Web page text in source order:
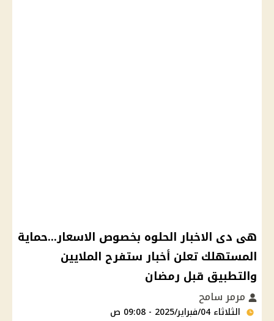
هى دى الاخبار الحلوه بخصوص الاسعار...حماية
المستهلك تعلن أخبار ستفرح الملايين
والتطبيق قبل رمضان
مرمر سامح
الثلاثاء 04/فبراير/2025 - 09:08 ص